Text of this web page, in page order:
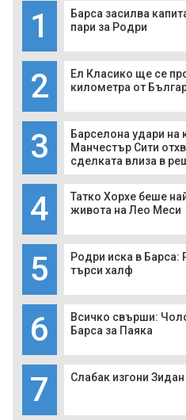
1
Барса засилва
пари за Родри
2
Ел Класико ще се
километра от
3
Барселона удари на
Манчестър Сити
сделката влиза в
4
Татко Хорхе беше
живота на Лео Меси
5
Родри иска в Барса:
търси халф
6
Всичко свърши:
Барса за Паяка
7 Слабак изгони Зидан